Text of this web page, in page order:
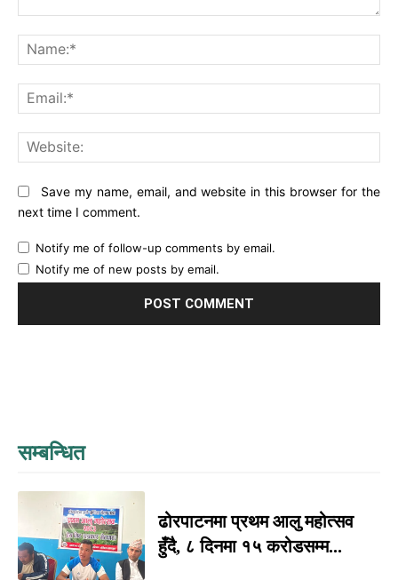
Save my name, email, and website in this browser for the
next time I comment.
Notify me of follow-up comments by email.
Notify me of new posts by email.
सम्बन्धित
ढोरपाटनमा प्रथम आलु महोत्सव
हुँदै, ८ दिनमा १५ करोडसम्म...